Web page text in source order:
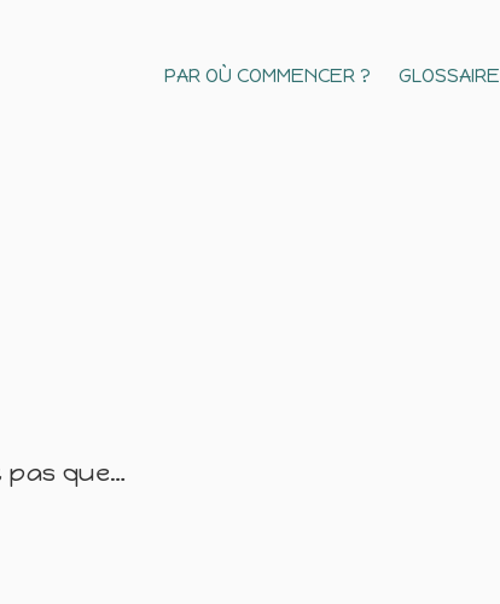
pas que…
PAR OÙ COMMENCER ? GLOSSAIRE